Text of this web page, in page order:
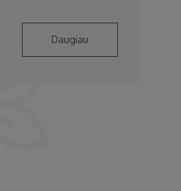
Daugiau